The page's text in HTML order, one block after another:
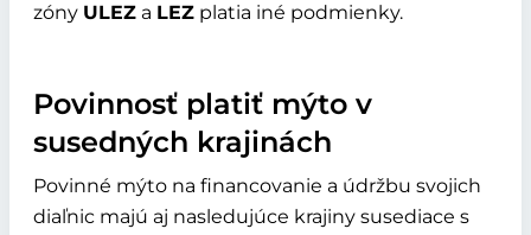
zóny ULEZ a LEZ platia iné podmienky.
Povinnosť platiť mýto v
susedných krajinách
Povinné mýto na financovanie a údržbu svojich
diaľnic majú aj nasledujúce krajiny susediace s